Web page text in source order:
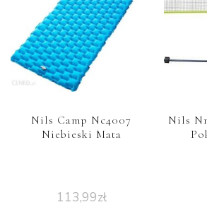
Nils Camp Nc4007
Niebieski Mata
113,99zł
Nils